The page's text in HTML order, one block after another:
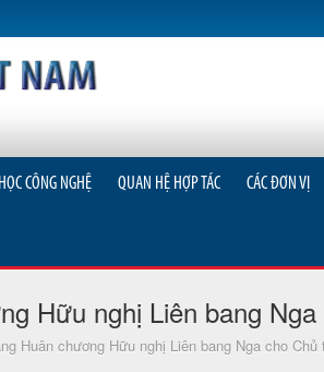
CÔNG NGHỆ QUAN HỆ HỢP TÁC CÁC ĐƠN VỊ
Hữu nghị Liên bang
Huân chương Hữu nghị Liên bang Nga cho